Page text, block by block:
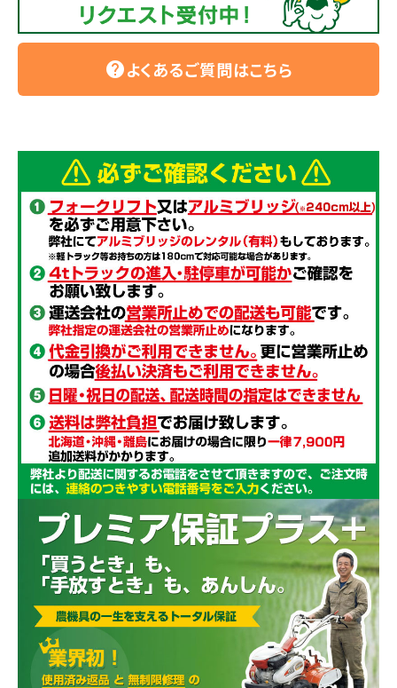
helpよくあるご質問はこちら